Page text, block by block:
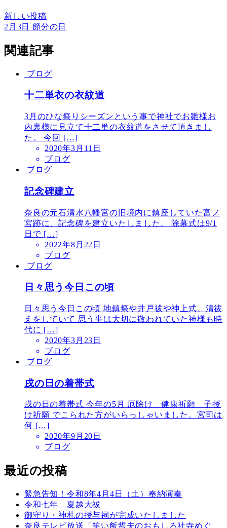
新しい投稿
2月3日 節分の日
関連記事
ブログ
十二単衣の衣紋道
3月のひな祭りシーズンという事で神社でお雛様お
内裏様に見立て十二単の衣紋道をさせて頂きまし
た。 今回 […]
2020年3月11日
ブログ
ブログ
記念碑建立
奈良の元石清水八幡宮の旧境内に鎮座していた富ノ
宮跡に、記念碑を建立いたしました。 除幕式は9/1
日で […]
2022年8月22日
ブログ
ブログ
日々思う今日この頃
日々思う今日この頃 地鎮祭や井戸祓や神上式、清祓
えをしていて 思う事は大切に敬われていた神様も時
代に […]
2020年3月23日
ブログ
ブログ
戌の日の着帯式
戌の日の着帯式 今年の5月 厄除け 健康祈願 子授
け祈願 でこられた方がいらっしゃいました。宮司は
何 […]
2020年9月20日
ブログ
最近の投稿
緊急告知！令和8年4月4日（土）奉納演奏
令和七年 夏越大祓
御守り・神札の授与祠が完成いたしました
奈良テレビ放送「笑い飯哲夫のおもしろ社寺めぐ